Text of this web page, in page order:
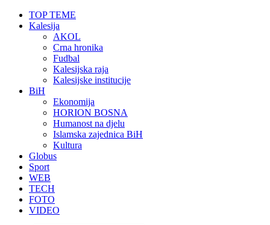
TOP TEME
Kalesija
AKOL
Crna hronika
Fudbal
Kalesijska raja
Kalesijske institucije
BiH
Ekonomija
HORION BOSNA
Humanost na djelu
Islamska zajednica BiH
Kultura
Globus
Sport
WEB
TECH
FOTO
VIDEO